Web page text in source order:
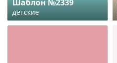
Шаблон №2339
детские